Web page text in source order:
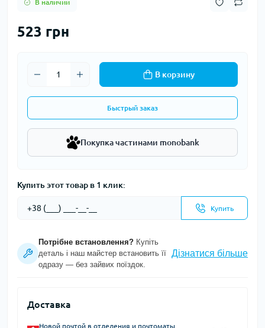
В наличии
523 грн
В корзину
Быстрый заказ
Покупка частинами monobank
Купить этот товар в 1 клик:
Купить
Потрібне встановлення? Купіть
деталь і наш майстер встановить її
одразу — без зайвих поїздок.
Дізнатися більше
Доставка
Новой почтой в отделения и почтоматы